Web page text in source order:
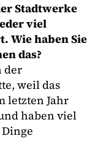
Stadtwerke
viel
Wie haben Sie
das?
der
weil das
letzten Jahr
haben viel